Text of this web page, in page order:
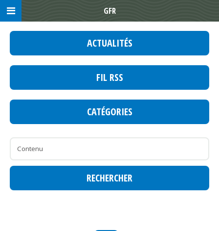
ACTUALITÉS
FIL RSS
CATÉGORIES
GFR